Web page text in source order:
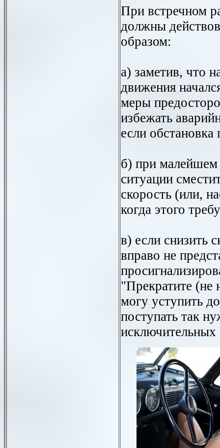
При встречном
должны
образом:
а) заметив, что
движения
меры
избежать
если
б) при малейшем
ситуации
скорость (или,
когда этого
в) если снизить
вправо не
"Прекратите (не
могу уступить
поступать так
исключительных